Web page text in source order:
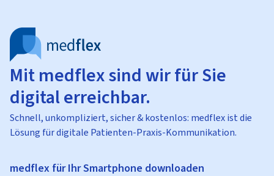
Mit medflex sind wir für Sie
digital erreichbar.
Schnell, unkompliziert, sicher & kostenlos: medflex ist die
Lösung für digitale Patienten-Praxis-Kommunikation.
medflex für Ihr Smartphone downloaden